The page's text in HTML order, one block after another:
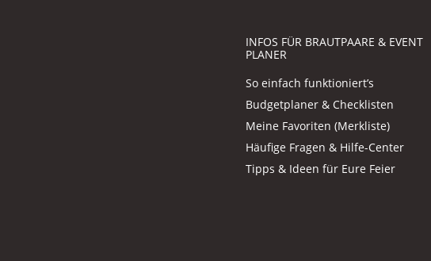
INFOS FÜR BRAUTPAARE & EVENT
PLANER
So einfach funktioniert’s
Budgetplaner & Checklisten
Meine Favoriten (Merkliste)
Häufige Fragen & Hilfe-Center
Tipps & Ideen für Eure Feier